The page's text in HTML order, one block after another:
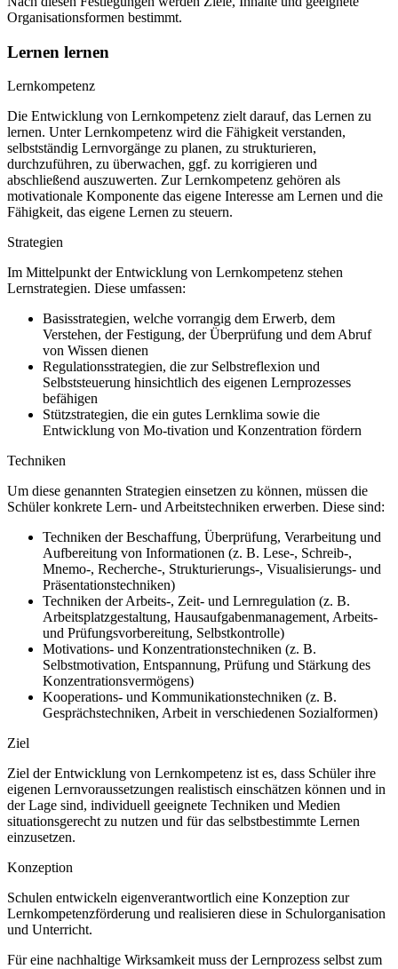
Organisationsformen bestimmt.
Lernen lernen
Lernkompetenz
Die Entwicklung von Lernkompetenz zielt darauf, das Lernen zu
lernen. Unter Lernkompetenz wird die Fähigkeit verstanden,
selbstständig Lernvorgänge zu planen, zu strukturieren,
durchzuführen, zu überwachen, ggf. zu korrigieren und
abschließend auszuwerten. Zur Lernkompetenz gehören als
motivationale Komponente das eigene Interesse am Lernen und die
Fähigkeit, das eigene Lernen zu steuern.
Strategien
Im Mittelpunkt der Entwicklung von Lernkompetenz stehen
Lernstrategien. Diese umfassen:
Basisstrategien, welche vorrangig dem Erwerb, dem
Verstehen, der Festigung, der Überprüfung und dem Abruf
von Wissen dienen
Regulationsstrategien, die zur Selbstreflexion und
Selbststeuerung hinsichtlich des eigenen Lernprozesses
befähigen
Stützstrategien, die ein gutes Lernklima sowie die
Entwicklung von Mo-tivation und Konzentration fördern
Techniken
Um diese genannten Strategien einsetzen zu können, müssen die
Schüler konkrete Lern- und Arbeitstechniken erwerben. Diese sind:
Techniken der Beschaffung, Überprüfung, Verarbeitung und
Aufbereitung von Informationen (z. B. Lese-, Schreib-,
Mnemo-, Recherche-, Strukturierungs-, Visualisierungs- und
Präsentationstechniken)
Techniken der Arbeits-, Zeit- und Lernregulation (z. B.
Arbeitsplatzgestaltung, Hausaufgabenmanagement, Arbeits-
und Prüfungsvorbereitung, Selbstkontrolle)
Motivations- und Konzentrationstechniken (z. B.
Selbstmotivation, Entspannung, Prüfung und Stärkung des
Konzentrationsvermögens)
Kooperations- und Kommunikationstechniken (z. B.
Gesprächstechniken, Arbeit in verschiedenen Sozialformen)
Ziel
Ziel der Entwicklung von Lernkompetenz ist es, dass Schüler ihre
eigenen Lernvoraussetzungen realistisch einschätzen können und in
der Lage sind, individuell geeignete Techniken und Medien
situationsgerecht zu nutzen und für das selbstbestimmte Lernen
einzusetzen.
Konzeption
Schulen entwickeln eigenverantwortlich eine Konzeption zur
Lernkompetenzförderung und realisieren diese in Schulorganisation
und Unterricht.
Für eine nachhaltige Wirksamkeit muss der Lernprozess selbst zum